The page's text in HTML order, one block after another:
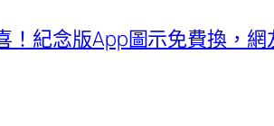
！紀念版App圖示免費換，